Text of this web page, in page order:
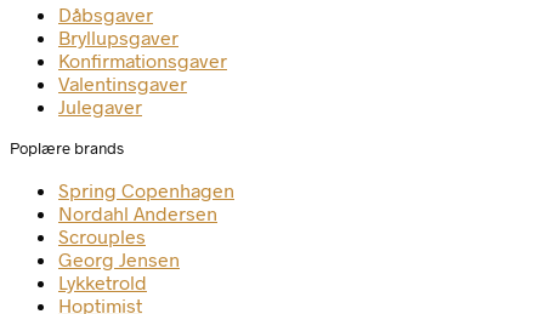
Dåbsgaver
Bryllupsgaver
Konfirmationsgaver
Valentinsgaver
Julegaver
Poplære brands
Spring Copenhagen
Nordahl Andersen
Scrouples
Georg Jensen
Lykketrold
Hoptimist